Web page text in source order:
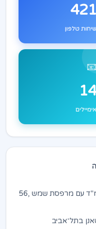
421
שיחות טלפון
📧
14
אימיילים
מתפנה לה דירת 3 חדרים כולל ממ"ד עם מרפסת שמש ,56
בתל־אביב